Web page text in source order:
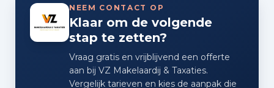
door professionaliteit, geduld en een
persoonlijke aanpak. Met certificaten als
NRVT, SCVM en NWWI, staan we voor
kwaliteit en betrouwbaarheid. Onze
medewerkers zijn beroepsdeskundig in
NEEM CONTACT OP
Klaar om de volgende
stap te zetten?
Vraag gratis en vrijblijvend een offerte
aan bij VZ Makelaardij & Taxaties.
Vergelijk tarieven en kies de aanpak die